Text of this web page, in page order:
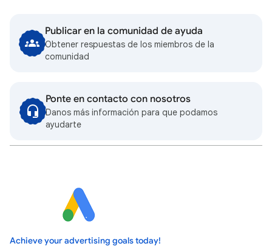
Publicar en la comunidad de ayuda
Obtener respuestas de los miembros de la
comunidad
Ponte en contacto con nosotros
Danos más información para que podamos
ayudarte
Achieve your advertising goals today!